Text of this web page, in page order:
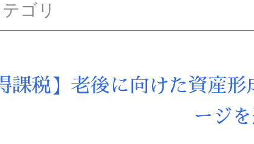
ゴリ
課税】老後に向けた資産
ージ